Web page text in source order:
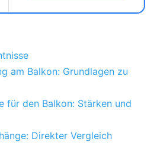
am Balkon: Grundlagen zu
für den Balkon: Stärken und
Direkter Vergleich